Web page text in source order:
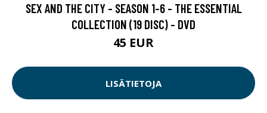
SEX AND THE CITY - SEASON 1-6 - THE ESSENTIAL
COLLECTION (19 DISC) - DVD
45 EUR
LISÄTIETOJA